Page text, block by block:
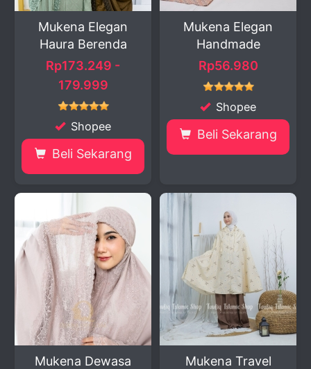
Mukena Elegan
Haura Berenda
Rp173.249 -
179.999
Shopee
Beli Sekarang
Mukena Elegan
Handmade
Rp56.980
Shopee
Beli Sekarang
Mukena Dewasa
Mukena Travel